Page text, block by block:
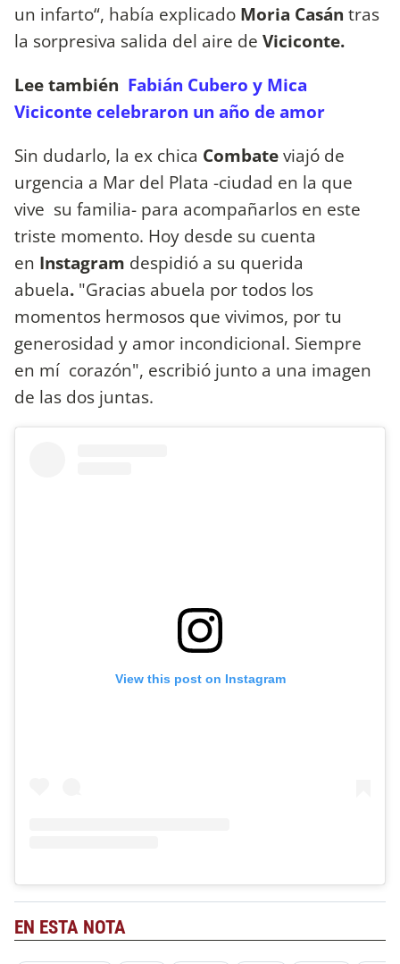
un infarto“, había explicado Moria Casán tras
la sorpresiva salida del aire de Viciconte.
Lee también Fabián Cubero y Mica
Viciconte celebraron un año de amor
Sin dudarlo, la ex chica Combateviajó de
urgencia a Mar del Plata -ciudad en la que
vive su familia- para acompañarlos en este
triste momento. Hoy desde su cuenta
en Instagram despidió a su querida
abuela. "Gracias abuela por todos los
momentos hermosos que vivimos, por tu
generosidad y amor incondicional. Siempre
en mí corazón", escribió junto a una imagen
de las dos juntas.
View this post on Instagram
EN ESTA NOTA